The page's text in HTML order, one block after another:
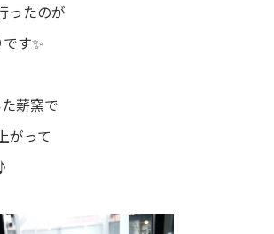
ったのが
す✨
薪窯で
がって